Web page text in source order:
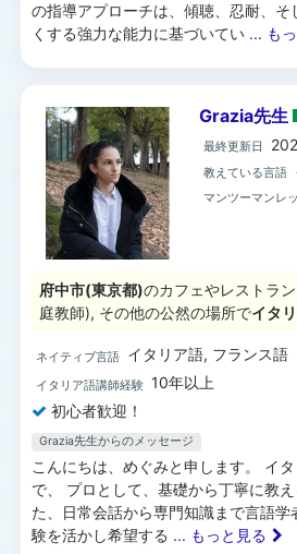
の指導アプローチは、傾聴、忍耐、そ
くする強力な能力に基づいてい ... も
Grazia先生
最終更新日
教えている言語
マンツーマンレ
府中市(東京都)のカフェやレストラ
庭教師), その他の公然の場所でイタ
ネイティブ言語 イタリア語, フランス語
イタリア語講師経験 10年以上
初心者歓迎！
Grazia先生からのメッセージ
こんにちは、めぐみと申します。 イ
で、 プロとして、基礎から丁寧に教
た、日常会話から専門知識まで言語学
験を活かし希望する ... もっと見る